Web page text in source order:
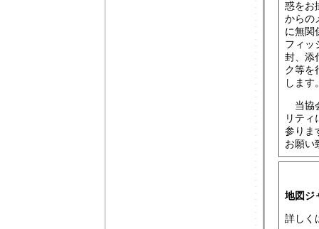
惑をお
からの
に無関
フィッ
封、添
ク等を
します
当協
リティ
参りま
お願い
地図ジ
詳しく